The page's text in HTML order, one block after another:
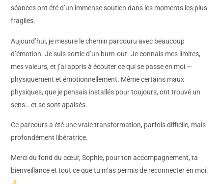
séances ont été d’un immense soutien dans les moments les plus
fragiles.
Aujourd’hui, je mesure le chemin parcouru avec beaucoup
d’émotion. Je suis sortie d’un burn-out. Je connais mes limites,
mes valeurs, et j’ai appris à écouter ce qui se passe en moi —
physiquement et émotionnellement. Même certains maux
physiques, que je pensais installés pour toujours, ont trouvé un
sens… et se sont apaisés.
Ce parcours a été une vraie transformation, parfois difficile, mais
profondément libératrice.
Merci du fond du cœur, Sophie, pour ton accompagnement, ta
bienveillance et tout ce que tu m’as permis de reconnecter en moi.